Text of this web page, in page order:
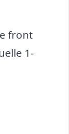
front
1-